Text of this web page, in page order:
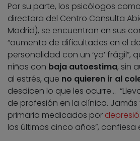
Por su parte, los psicólogos
directora del Centro Consulta
Madrid), se encuentran en sus
“aumento de dificultades en el
personalidad con un ‘yo’ frágil”,
niños con baja autoestima, sin
al estrés, que no quieren ir al
desdicen lo que les ocurre…
de profesión en la clínica.
primaria medicados por
los últimos cinco años”,